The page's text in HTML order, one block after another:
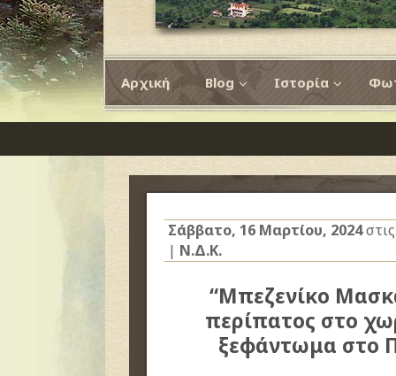
Αρχική Blog Ιστορία
Σάββατο, 16 Μαρτίου, 2024
| Ν.Δ.Κ.
“Μπεζενίκο
περίπατος στο
ξεφάντωμα στο